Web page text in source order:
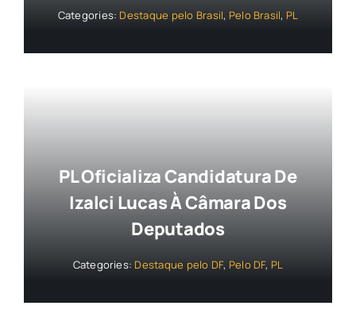
Categories: Destaque pelo Brasil, Pelo Brasil, PL
PL Oficializa Candidatura De
Izalci Lucas À Câmara Dos
Deputados
Categories: Destaque pelo DF, Pelo DF, PL